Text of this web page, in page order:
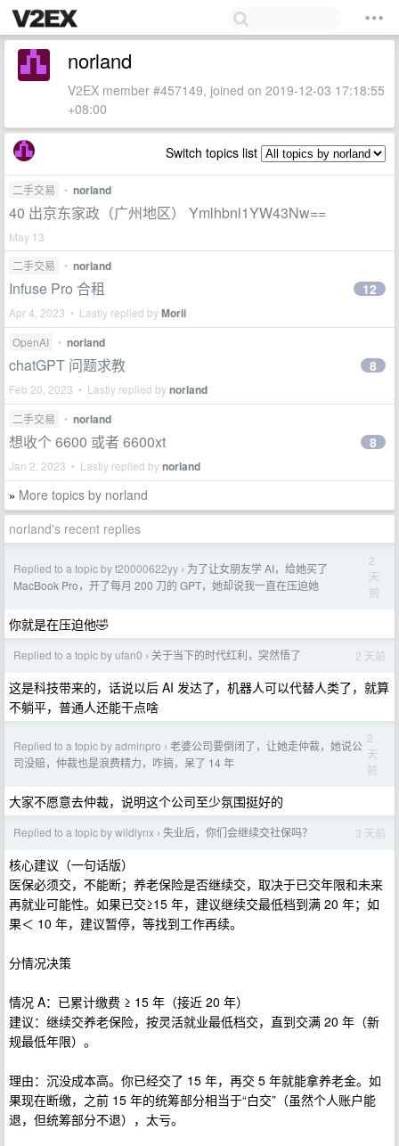
norland
V2EX member #457149, joined on 2019-12-03 17:18:55
+08:00
Switch topics list
二手交易 • norland
40 出京东家政（广州地区） Ymlhbnl1YW43Nw==
May 13
二手交易
• norland
Infuse Pro 合租
Apr 4, 2023 • Lastly replied byMorii
12
OpenAI • norland
chatGPT 问题求教
Feb 20, 2023 • Lastly replied bynorland
8
二手交易 • norland
想收个 6600 或者 6600xt
Jan 2, 2023 • Lastly replied bynorland
8
» More topics by norland
norland's recent replies
Replied to a topic by t20000622yy › 为了让女朋友学 AI，给她买了
MacBook Pro，开了每月 200 刀的 GPT，她却说我一直在压迫她
2
天
前
你就是在压迫他🤣
Replied to a topic by ufan0 › 关于当下的时代红利，突然悟了 2 天前
这是科技带来的，话说以后 AI 发达了，机器人可以代替人类了，就算
不躺平，普通人还能干点啥
Replied to a topic by adminpro › 老婆公司要倒闭了，让她走仲裁，她说公
司没赔，仲裁也是浪费精力，咋搞，呆了 14 年
2
天
前
大家不愿意去仲裁，说明这个公司至少氛围挺好的
Replied to a topic by wildlynx › 失业后，你们会继续交社保吗？ 3 天前
核心建议（一句话版）
医保必须交，不能断；养老保险是否继续交，取决于已交年限和未来
再就业可能性。如果已交≥15 年，建议继续交最低档到满 20 年；如
果＜ 10 年，建议暂停，等找到工作再续。
分情况决策
情况 A：已累计缴费 ≥ 15 年（接近 20 年）
建议：继续交养老保险，按灵活就业最低档交，直到交满 20 年（新
规最低年限）。
理由：沉没成本高。你已经交了 15 年，再交 5 年就能拿养老金。如
果现在断缴，之前 15 年的统筹部分相当于“白交”（虽然个人账户能
退，但统筹部分不退），太亏。